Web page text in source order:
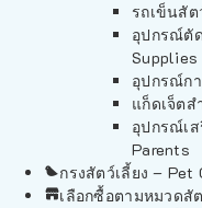
รถเข็นสัต
อุปกรณ์ตั
Supplies
อุปกรณ์ก
แก็ดเจ็ตส
อุปกรณ์เ
Parents
กรงสัตว์เลี้ยง – Pet
เลือกซื้อตามหมวดสั